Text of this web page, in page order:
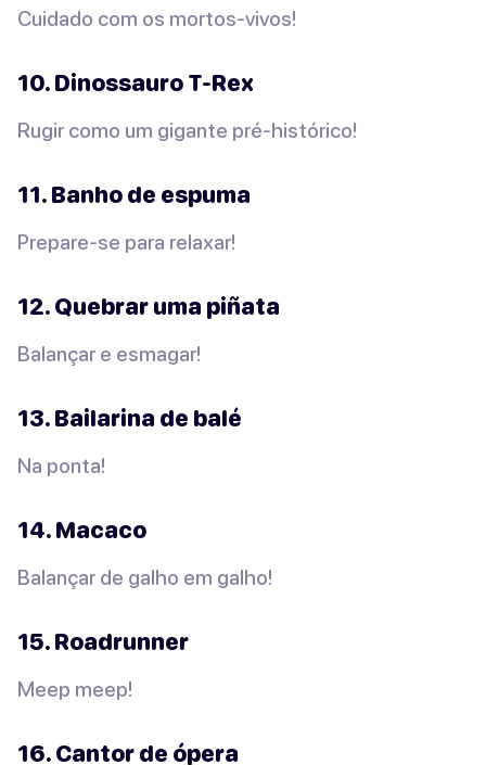
Cuidado com os mortos-vivos!
10. Dinossauro T-Rex
Rugir como um gigante pré-histórico!
11. Banho de espuma
Prepare-se para relaxar!
12. Quebrar uma piñata
Balançar e esmagar!
13. Bailarina de balé
Na ponta!
14. Macaco
Balançar de galho em galho!
15. Roadrunner
Meep meep!
16. Cantor de ópera